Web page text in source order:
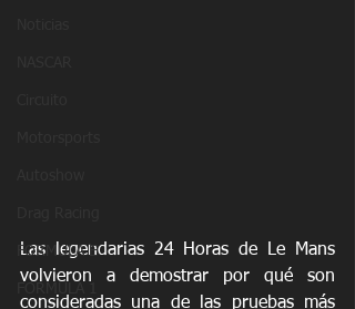
FORMULA E
Las legendarias 24 Horas de Le Mans
volvieron a demostrar por qué son
consideradas una de las pruebas más